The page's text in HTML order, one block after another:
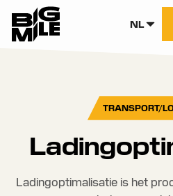
NL
TRANSPORT/
Ladingoptimalisatie is het